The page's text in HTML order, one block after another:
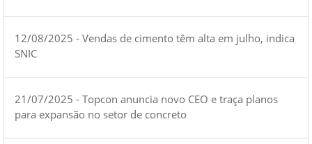
12/08/2025 - Vendas de cimento têm alta em julho, indica
SNIC
21/07/2025 - Topcon anuncia novo CEO e traça planos
para expansão no setor de concreto